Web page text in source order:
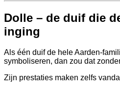
Dolle – de duif die
inging
Als één duif de hele Aarden-
symboliseren, dan zou dat
Zijn prestaties maken zelfs